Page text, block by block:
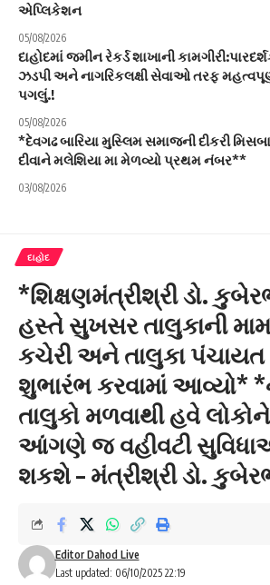
એપ્લિકેશન
05/08/2026
દાહોદમાં જમીન રેકર્ડ શાખાની
ઝડપી અને નાગરિકલક્ષી સેવાઓ તરફ
પગલું.!
05/08/2026
*દેવગઢ બારિયા મુસ્લિમ સમાજની દીકરી મિસબા
દીવાને મલેશિયા મા મેળવ્યો પ્રથમ નંબર**
03/08/2026
દાહોદ
*શિક્ષણમંત્રીશ્રી ડો.
હસ્તે સુખસર તાલુકાની
કચેરી અને તાલુકા પંચાયત
શુભારંભ કરવામાં આવ્યો*
તાલુકો મળવાથી હવે
આંગણે જ વહીવટી
શકશે – મંત્રીશ્રી ડો.
Last updated: 06/10/2025 22:19
Editor Dahod Live